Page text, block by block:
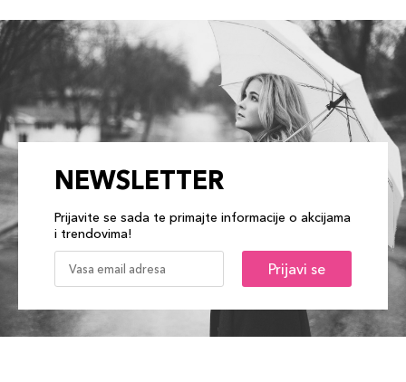
NEWSLETTER
Prijavite se sada te primajte informacije o akcijama
i trendovima!
Prijavi se